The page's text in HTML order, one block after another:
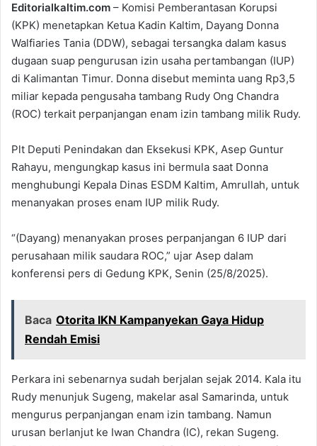
Editorialkaltim.com – Komisi Pemberantasan Korupsi
(KPK) menetapkan Ketua Kadin Kaltim, Dayang Donna
Walfiaries Tania (DDW), sebagai tersangka dalam kasus
dugaan suap pengurusan izin usaha pertambangan (IUP)
di Kalimantan Timur. Donna disebut meminta uang Rp3,5
miliar kepada pengusaha tambang Rudy Ong Chandra
(ROC) terkait perpanjangan enam izin tambang milik Rudy.
Plt Deputi Penindakan dan Eksekusi KPK, Asep Guntur
Rahayu, mengungkap kasus ini bermula saat Donna
menghubungi Kepala Dinas ESDM Kaltim, Amrullah, untuk
menanyakan proses enam IUP milik Rudy.
“(Dayang) menanyakan proses perpanjangan 6 IUP dari
perusahaan milik saudara ROC,” ujar Asep dalam
konferensi pers di Gedung KPK, Senin (25/8/2025).
Baca Otorita IKN Kampanyekan Gaya Hidup
Rendah Emisi
Perkara ini sebenarnya sudah berjalan sejak 2014. Kala itu
Rudy menunjuk Sugeng, makelar asal Samarinda, untuk
mengurus perpanjangan enam izin tambang. Namun
urusan berlanjut ke Iwan Chandra (IC), rekan Sugeng.